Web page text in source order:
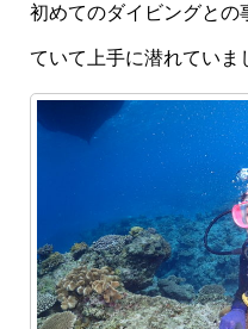
初めてのダイビングとの
ていて上手に潜れていま